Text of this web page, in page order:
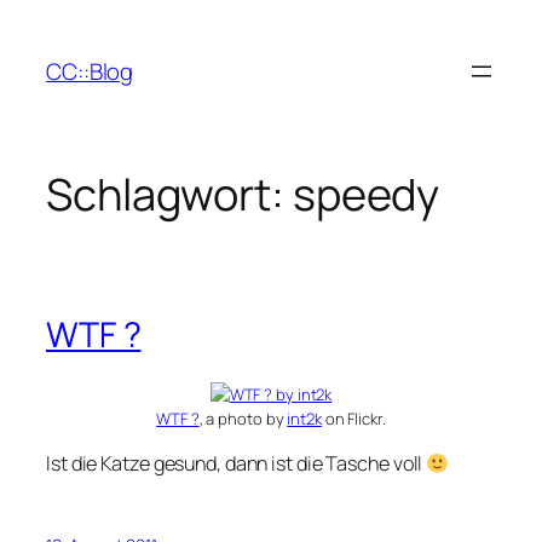
springen
CC::Blog
Schlagwort: speedy
WTF ?
WTF ?, a photo byint2kon Flickr.
Ist die Katze gesund, dann ist die Tasche voll